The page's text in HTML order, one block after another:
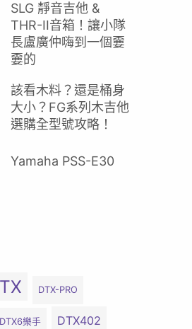
SLG 靜音吉他 &
THR-II音箱！讓小隊
長盧廣仲嗨到一個嫑
嫑的
該看木料？還是桶身
大小？FG系列木吉他
選購全型號攻略！
Yamaha PSS-E30
DTX-PRO
DTX6樂手 DTX402